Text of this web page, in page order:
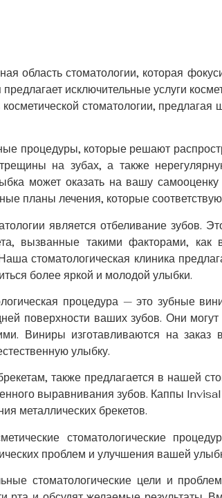
область стоматологии, которая
исключительные услуги
стоматологии,
процедуры, которые решают
на зубах, а также
может оказать на вашу
планы лечения, которые
является отбеливание зубов.
вызванные такими факторами, как
стоматологическая клиника
более яркой и молодой улыбки.
процедура — это зубные
поверхности ваших зубов. Они
Виниры изготавливаются на заказ
улыбку.
также предлагается в нашей
выравнивания зубов. Каппы
металлических брекетов.
стоматологические
проблем и улучшения вашей
стоматологические цели и